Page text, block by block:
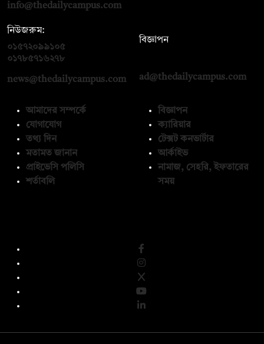
info@thedailycampus.com
নিউজরুম:
০১৫৭২০৯৯১০৫
০১৭৮৫৭১৬২৭৮
news@thedailycampus.com
বিজ্ঞাপন
ad@thedailycampus.com
আমাদের সম্পর্কে
যোগাযোগ
তথ্য দিন
মতামত জানান
প্রাইভেসি পলিসি
শর্তাবলি
বিজ্ঞাপন
ক্যারিয়ার
টেক্সট কনভার্টার
আর্কাইভ
নামাজ, সেহরি, ইফতারের
সময়